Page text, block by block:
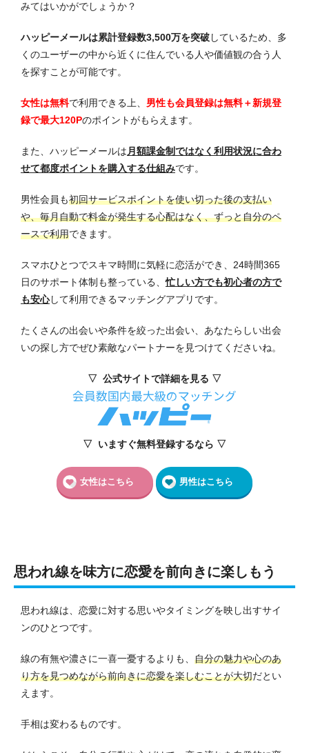
みてはいかがでしょうか？
ハッピーメールは累計登録数3,500万を突破しているため、多
くのユーザーの中から近くに住んでいる人や価値観の合う人
を探すことが可能です。
女性は無料で利用できる上、 男性も会員登録は無料＋新規登
録で最大120Pのポイントがもらえます。
また、ハッピーメールは 月額課金制ではなく利用状況に合わ
せて都度ポイントを購入する仕組みです。
男性会員も初回サービスポイントを使い切った後の支払い
や、毎月自動で料金が発生する心配はなく、ずっと自分のペ
ースで利用できます。
スマホひとつでスキマ時間に気軽に恋活ができ、24時間365
日のサポート体制も整っている、忙しい方でも初心者の方で
も安心して利用できるマッチングアプリです。
たくさんの出会いや条件を絞った出会い、あなたらしい出会
いの探し方でぜひ素敵なパートナーを見つけてくださいね。
▽ 公式サイトで詳細を見る ▽
▽ いますぐ無料登録するなら ▽
女性はこちら 男性はこちら
思われ線を味方に恋愛を前向きに楽しもう
思われ線は、恋愛に対する思いやタイミングを映し出すサイ
ンのひとつです。
線の有無や濃さに一喜一憂するよりも、 自分の魅力や心のあ
り方を見つめながら前向きに恋愛を楽しむことが大切だとい
えます。
手相は変わるものです。